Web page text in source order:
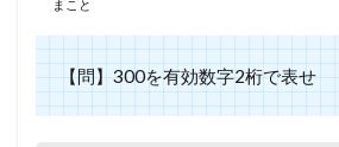
まこと
【問】300を有効数字2桁で表せ